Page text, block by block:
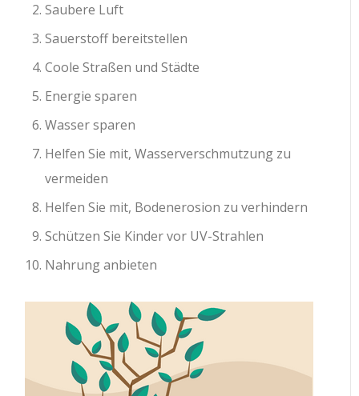
Saubere Luft
Sauerstoff bereitstellen
Coole Straßen und Städte
Energie sparen
Wasser sparen
Helfen Sie mit, Wasserverschmutzung zu
vermeiden
Helfen Sie mit, Bodenerosion zu verhindern
Schützen Sie Kinder vor UV-Strahlen
Nahrung anbieten